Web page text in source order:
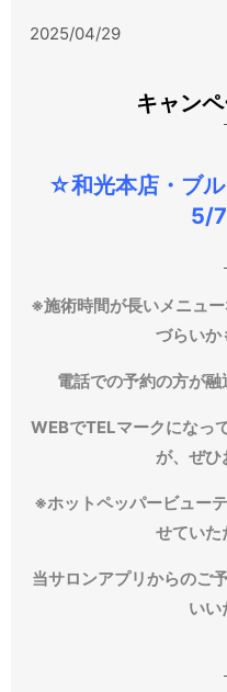
2025/04/29
キャン
☆和光本店・ブ
5/
※施術時間が長いメニュ
づらいか
電話での予約の方が融
WEBでTELマークになっ
が、ぜひ
※ホットペッパービュー
せていた
当サロンアプリからのご
いい